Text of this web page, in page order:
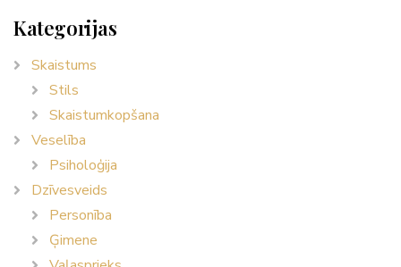
Kategorijas
Skaistums
Stils
Skaistumkopšana
Veselība
Psiholoģija
Dzīvesveids
Personība
Ģimene